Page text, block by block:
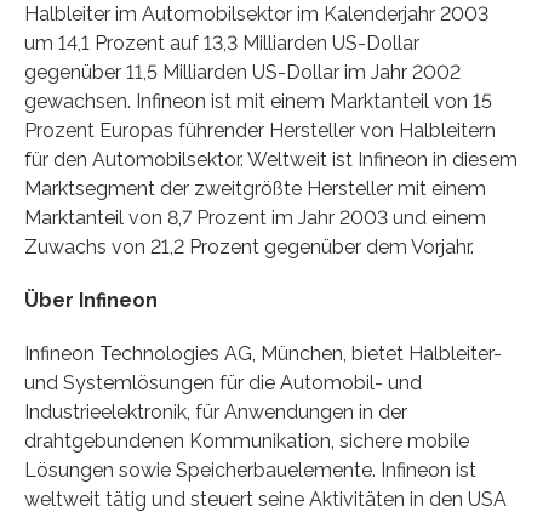
Halbleiter im Automobilsektor im Kalenderjahr 2003
um 14,1 Prozent auf 13,3 Milliarden US-Dollar
gegenüber 11,5 Milliarden US-Dollar im Jahr 2002
gewachsen. Infineon ist mit einem Marktanteil von 15
Prozent Europas führender Hersteller von Halbleitern
für den Automobilsektor. Weltweit ist Infineon in diesem
Marktsegment der zweitgrößte Hersteller mit einem
Marktanteil von 8,7 Prozent im Jahr 2003 und einem
Zuwachs von 21,2 Prozent gegenüber dem Vorjahr.
Über Infineon
Infineon Technologies AG, München, bietet Halbleiter-
und Systemlösungen für die Automobil- und
Industrieelektronik, für Anwendungen in der
drahtgebundenen Kommunikation, sichere mobile
Lösungen sowie Speicherbauelemente. Infineon ist
weltweit tätig und steuert seine Aktivitäten in den USA